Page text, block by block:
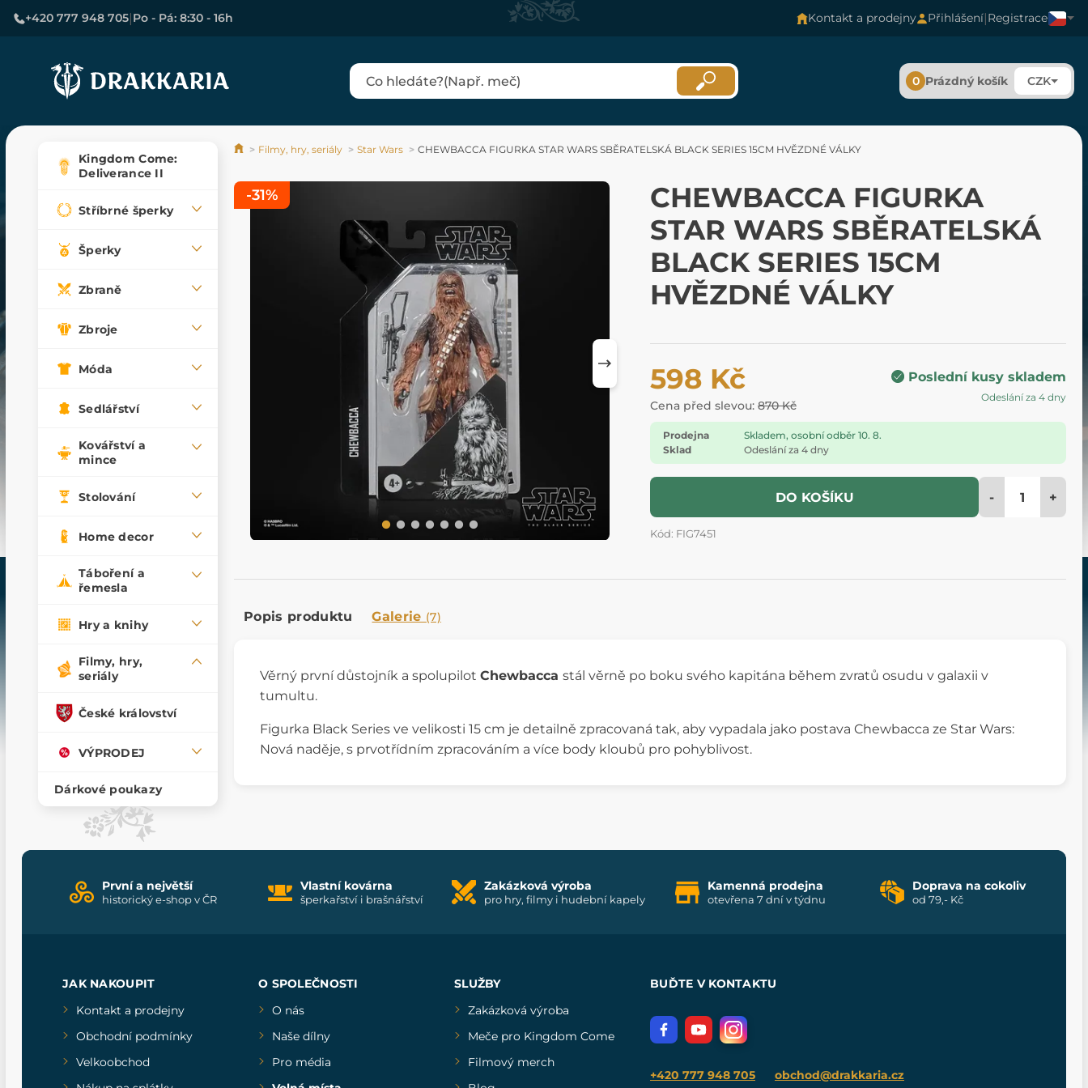
+420 777 948 705|Po - Pá: 8:30 - 16h Kontakt a prodejny Přihlášení|Registrace
0 Prázdný košík CZK
Kingdom Come:
Deliverance II
Stříbrné šperky
Šperky
Zbraně
Zbroje
Móda
Sedlářství
Kovářství a
mince
Stolování
Home decor
Táboření a
řemesla
Hry a knihy
Filmy, hry,
seriály
České království
VÝPRODEJ
Dárkové poukazy
Filmy, hry, seriály Star Wars CHEWBACCA FIGURKA STAR WARS SBĚRATELSKÁ BLACK SERIES 15CM HVĚZDNÉ VÁLKY
CHEWBACCA FIGURKA
STAR WARS SBĚRATELSKÁ
BLACK SERIES 15CM
HVĚZDNÉ VÁLKY
598 Kč
Cena před slevou: 870 Kč
Poslední kusy skladem
Odeslání za 4 dny
Prodejna
Skladem, osobní odběr 10. 8.
Sklad
Odeslání za 4 dny
DO KOŠÍKU - +
Kód: FIG7451
-31%
Popis produktu Galerie (7)
Věrný první důstojník a spolupilot Chewbacca stál věrně po boku svého kapitána během zvratů osudu v galaxii v
tumultu.
Figurka Black Series ve velikosti 15 cm je detailně zpracovaná tak, aby vypadala jako postava Chewbacca ze Star Wars:
Nová naděje, s prvotřídním zpracováním a více body kloubů pro pohyblivost.
První a největší
historický e-shop v ČR
Vlastní kovárna
šperkařství i brašnářství
Zakázková výroba
pro hry, filmy i hudební kapely
Kamenná prodejna
otevřena 7 dní v týdnu
Doprava na cokoliv
od 79,- Kč
JAK NAKOUPIT
Kontakt a prodejny
Obchodní podmínky
Velkoobchod
O SPOLEČNOSTI
O nás
Naše dílny
Pro média
SLUŽBY
Zakázková výroba
Meče pro Kingdom Come
Filmový merch
BUĎTE V KONTAKTU
+420 777 948 705 obchod@drakkaria.cz